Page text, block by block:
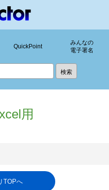
QuickPoint
みんなの
電子署名
用
TOPへ